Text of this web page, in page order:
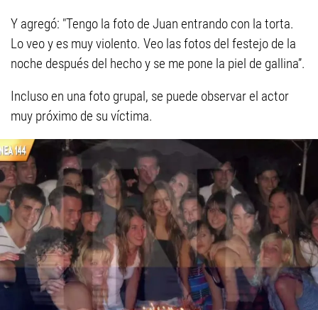
Y agregó: "Tengo la foto de Juan entrando con la torta.
Lo veo y es muy violento. Veo las fotos del festejo de la
noche después del hecho y se me pone la piel de gallina”.
Incluso en una foto grupal, se puede observar el actor
muy próximo de su víctima.